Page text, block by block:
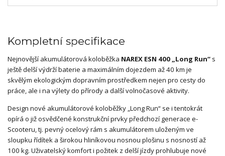
Kompletní specifikace
Nejnovější akumulátorová koloběžka NAREX ESN 400 „Long Run“ s
ještě delší výdrží baterie a maximálním dojezdem až 40 km je
skvělým ekologickým dopravním prostředkem nejen pro cesty do
práce, ale i na výlety do přírody a další volnočasové aktivity.
Design nové akumulátorové koloběžky „Long Run“ se i tentokrát
opírá o již osvědčené konstrukční prvky předchozí generace e-
Scooteru, tj. pevný ocelový rám s akumulátorem uloženým ve
sloupku řídítek a širokou hliníkovou nosnou plošinu s nosností až
100 kg. Uživatelský komfort i požitek z delší jízdy prohlubuje nové